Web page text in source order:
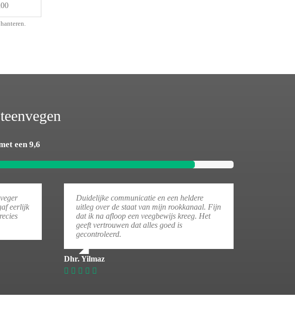
een 9,6
eerlijk
Duidelijke communicatie en een heldere
uitleg over de staat van mijn rookkanaal. Fijn
dat ik na afloop een veegbewijs kreeg. Het
geeft vertrouwen dat alles goed is
gecontroleerd.
Dhr. Yilmaz